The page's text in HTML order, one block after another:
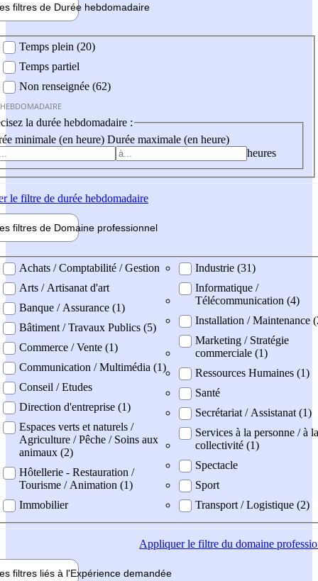
filtres de Durée hebdomadaire
Temps plein (20)
Temps partiel
Non renseignée (62)
la durée hebdomadaire :
minimale (en heure) Durée maximale (en heure)
heures
le filtre de durée hebdomadaire
filtres de Domaine professionnel
professionel
Achats / Comptabilité / Gestion
Arts / Artisanat d'art
Banque / Assurance (1)
Bâtiment / Travaux Publics (5)
Commerce / Vente (1)
Communication / Multimédia (1)
Conseil / Etudes
Direction d'entreprise (1)
Espaces verts et naturels /
Agriculture / Pêche / Soins aux
animaux (2)
Hôtellerie - Restauration /
Tourisme / Animation (1)
Immobilier
Industrie (31)
Informatique /
Télécommunication (4)
Installation / Maintenance
Marketing / Stratégie
commerciale (1)
Ressources Humaines (1)
Santé
Secrétariat / Assistanat (1)
Services à la personne / à la
collectivité (1)
Spectacle
Sport
Transport / Logistique (2)
Appliquerle filtre du domaine
filtres liés à l'Expérience demandée